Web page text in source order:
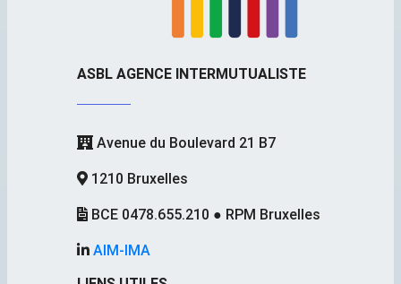
ASBL AGENCE INTERMUTUALISTE
Avenue du Boulevard 21 B7
1210 Bruxelles
BCE 0478.655.210 ● RPM Bruxelles
AIM-IMA